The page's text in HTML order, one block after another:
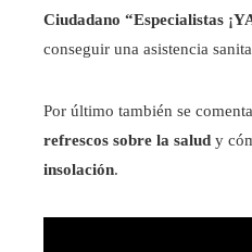
Ciudadano “Especialistas
conseguir una asistencia
Por último también se
refrescos sobre la salud y
insolación.